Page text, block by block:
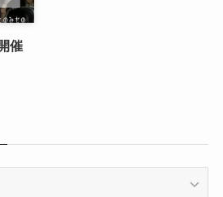
催